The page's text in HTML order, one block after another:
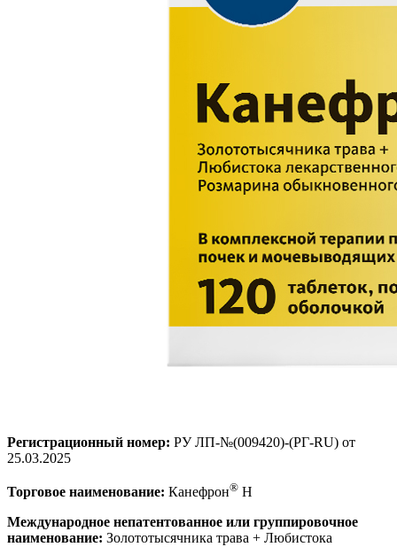
Регистрационный номер: РУ ЛП-№(009420)-(РГ-RU) от
25.03.2025
Торговое наименование: Канефрон® Н
Международное непатентованное или группировочное
наименование: Золототысячника трава + Любистока